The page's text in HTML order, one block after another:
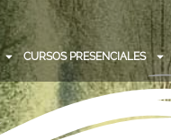
CURSOS PRESENCIALES